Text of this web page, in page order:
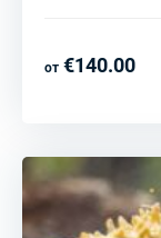
от €140.00